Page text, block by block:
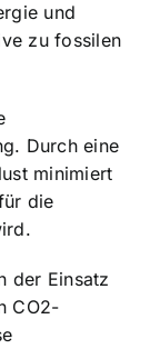
und
zu fossilen
Durch eine
minimiert
die
der Einsatz
CO2-